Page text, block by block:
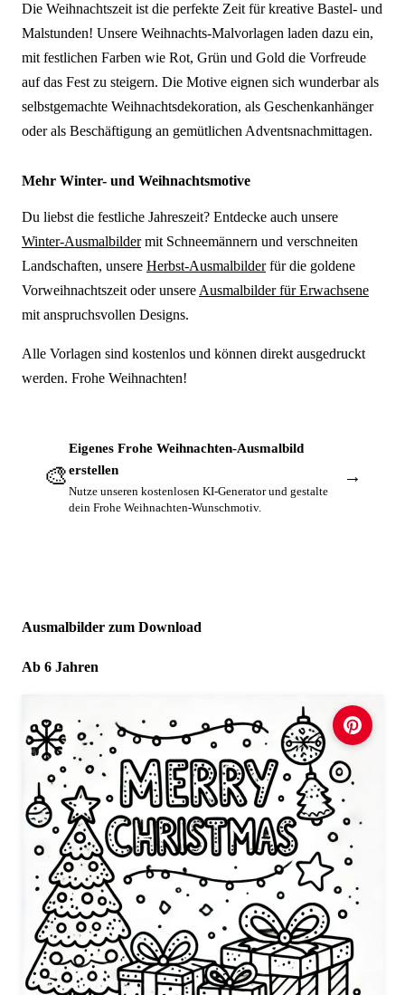
Die Weihnachtszeit ist die perfekte Zeit für kreative Bastel- und
Malstunden! Unsere Weihnachts-Malvorlagen laden dazu ein,
mit festlichen Farben wie Rot, Grün und Gold die Vorfreude
auf das Fest zu steigern. Die Motive eignen sich wunderbar als
selbstgemachte Weihnachtsdekoration, als Geschenkanhänger
oder als Beschäftigung an gemütlichen Adventsnachmittagen.
Mehr Winter- und Weihnachtsmotive
Du liebst die festliche Jahreszeit? Entdecke auch unsere
Winter-Ausmalbildermit Schneemännern und verschneiten
Landschaften, unsere Herbst-Ausmalbilderfür die goldene
Vorweihnachtszeit oder unsere Ausmalbilder für Erwachsene
mit anspruchsvollen Designs.
Alle Vorlagen sind kostenlos und können direkt ausgedruckt
werden. Frohe Weihnachten!
🎨
Eigenes Frohe Weihnachten-Ausmalbild
erstellen
Nutze unseren kostenlosen KI-Generator und gestalte
dein Frohe Weihnachten-Wunschmotiv.
→
Ausmalbilder zum Download
Ab 6 Jahren